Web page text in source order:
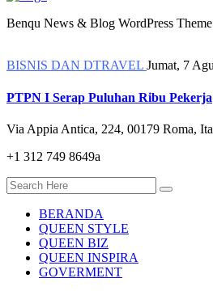
Benqu News & Blog WordPress Theme
BISNIS DAN DTRAVEL Jumat, 7
PTPN I Serap Puluhan Ribu Pekerja
Via Appia Antica, 224, 00179 Roma,
+1 312 749 8649a
BERANDA
QUEEN STYLE
QUEEN BIZ
QUEEN INSPIRA
GOVERMENT